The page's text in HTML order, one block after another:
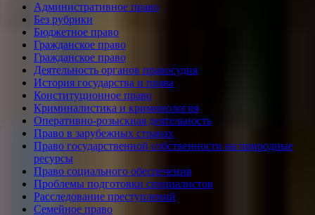
Административное право
Без рубрики
Бюджетное право
Гражданское право
Гражданское право
Деятельность органов правосудия
История государства и права
Конституционное право
Криминалистика и криминология
Оперативно-розыскная деятельность
Право в зарубежных странах
Право государственной собственности на природные
ресурсы
Право социального обеспечения
Проблемы подготовки специалистов
Расследование преступлений
Семейное право